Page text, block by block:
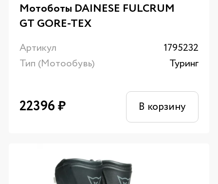
Мотоботы DAINESE FULCRUM
GT GORE-TEX
Артикул
1795232
Тип (Мотообувь)
Туринг
22396₽ В корзину